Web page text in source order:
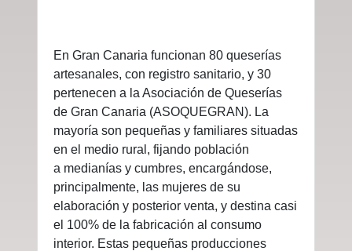
En Gran Canaria funcionan 80 queserías
artesanales, con registro sanitario, y 30
pertenecen a la Asociación de Queserías
de Gran Canaria (ASOQUEGRAN). La
mayoría son pequeñas y familiares situadas
en el medio rural, fijando población
a medianías y cumbres, encargándose,
principalmente, las mujeres de su
elaboración y posterior venta, y destina casi
el 100% de la fabricación al consumo
interior. Estas pequeñas producciones